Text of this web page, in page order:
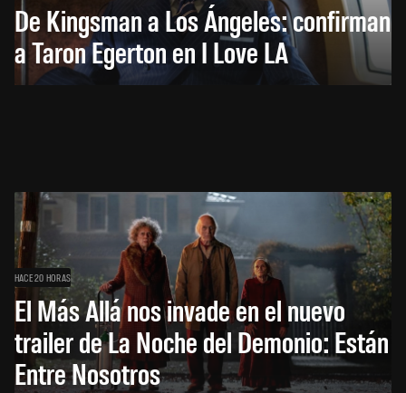
De Kingsman a Los Ángeles: confirman
a Taron Egerton en I Love LA
HACE 20 HORAS
El Más Allá nos invade en el nuevo
trailer de La Noche del Demonio: Están
Entre Nosotros